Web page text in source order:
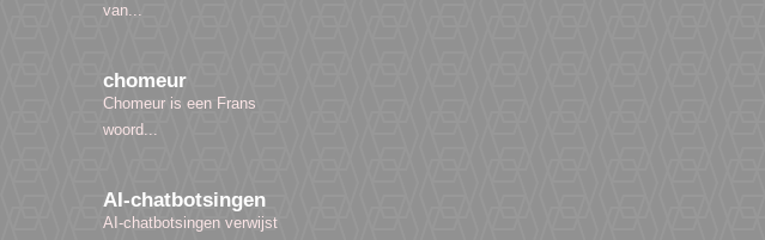
van...
chomeur
Chomeur is een Frans
woord...
AI-chatbotsingen
AI-chatbotsingen verwijst